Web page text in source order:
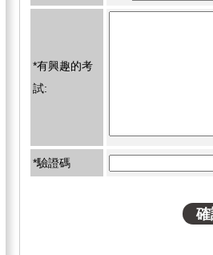
*有興趣的考
試:
*驗證碼